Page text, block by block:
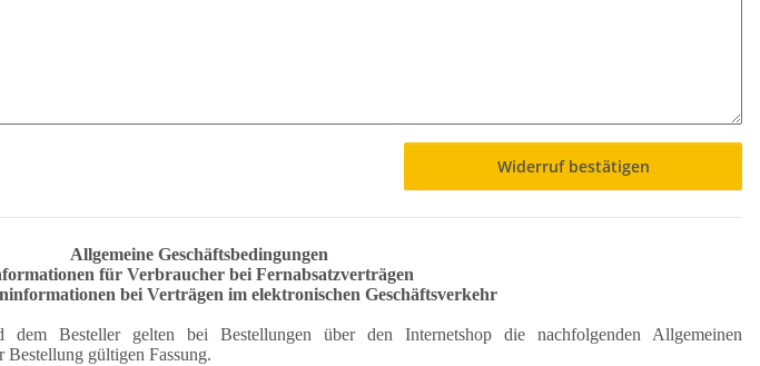
Widerruf bestätigen
Allgemeine Geschäftsbedingungen
für Verbraucher bei Fernabsatzverträgen
bei Verträgen im elektronischen Geschäftsverkehr
dem Besteller gelten bei Bestellungen über den Internetshop die nachfolgenden Allgemeinen
gültigen Fassung.